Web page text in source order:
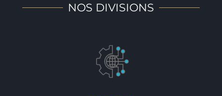
NOS DIVISIONS